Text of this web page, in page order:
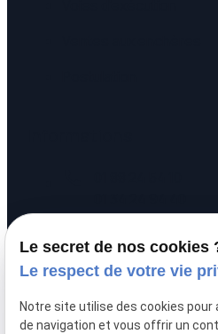
prachay 95300
09:00 - 12:00 /
Le secret de nos cookies
Le respect de votre vie
Notre site utilise des cookies pour
de navigation et vous offrir un